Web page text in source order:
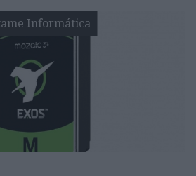
Informática